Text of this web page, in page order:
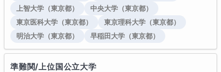
上智大学 （東京都） 中央大学 （東京都）
東京医科大学 （東京都） 東京理科大学 （東京都）
明治大学 （東京都） 早稲田大学 （東京都）
準難関/上位国公立大学